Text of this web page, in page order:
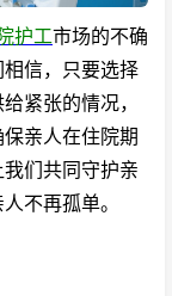
护工市场的不确
信，只要选择
紧张的情况，
亲人在住院期
们共同守护亲
不再孤单。